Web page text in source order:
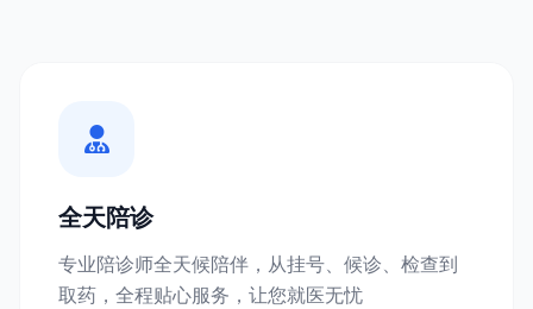
全天陪诊
专业陪诊师全天候陪伴，从挂号、候诊、检查到
取药，全程贴心服务，让您就医无忧